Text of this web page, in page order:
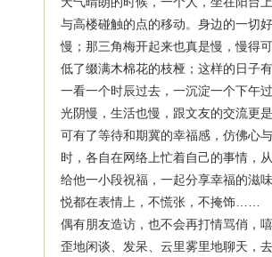
与高楼碰触的点的移动。身边的一切
慢；那三角梅开起来也真是慢，慢得
低了缀满木棉花的枝桠；这样的日子
一看一个时辰过去，一沉淀一个下午
光阴慢，生活也慢，跟文友的交流更
可有了等待和期冀的幸福感，仿佛心
时，各自在网络上忙着自己的事情，
给他一小段祝福，一起分享幸福的滋
悦都在表情上，不慌张，不掩饰……
偶有朋友造访，也不会再打情骂俏，
歪地闲谈、发呆、云里雾里地聊天，